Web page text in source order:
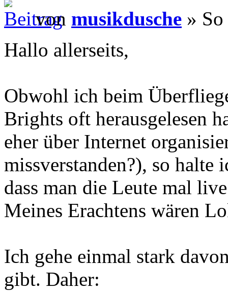
von musikdusche »
Hallo allerseits,
Obwohl ich beim
Brights oft herausgelesen
eher über Internet
missverstanden?), so halte
dass man die Leute mal
Meines Erachtens wären
Ich gehe einmal stark
gibt. Daher: